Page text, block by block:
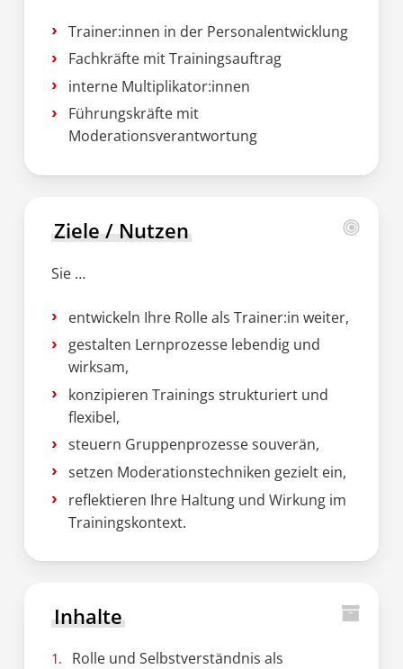
Trainer:innen in der Personalentwicklung
Fachkräfte mit Trainingsauftrag
interne Multiplikator:innen
Führungskräfte mit
Moderationsverantwortung
Ziele / Nutzen
Sie …
entwickeln Ihre Rolle als Trainer:in weiter,
gestalten Lernprozesse lebendig und
wirksam,
konzipieren Trainings strukturiert und
flexibel,
steuern Gruppenprozesse souverän,
setzen Moderationstechniken gezielt ein,
reflektieren Ihre Haltung und Wirkung im
Trainingskontext.
Inhalte
Rolle und Selbstverständnis als